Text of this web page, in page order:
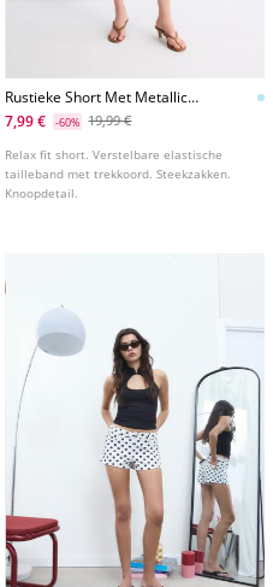
Rustieke Short Met Metallic
Garen
7,99 € -60% 19,99 €
Relax fit short. Verstelbare elastische
tailleband met trekkoord. Steekzakken.
Knoopdetail.